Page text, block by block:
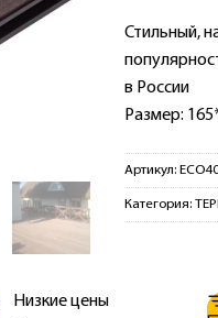
Стильный,
в России
Размер:
Артикул:
Категория:
Низкие цены